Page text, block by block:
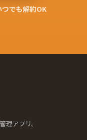
でも解約OK
アプリ。